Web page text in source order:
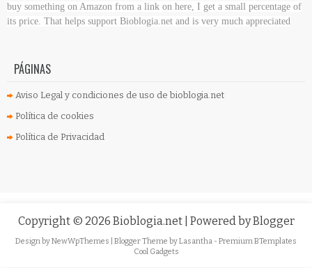
buy something on Amazon from a link on here, I get a small percentage of
its price. That helps support Bioblogia.net and is very much appreciated
PÁGINAS
Aviso Legal y condiciones de uso de bioblogia.net
Política de cookies
Política de Privacidad
Copyright © 2026 Bioblogia.net | Powered byBlogger
Design byNewWpThemes | Blogger Theme byLasantha - Premium BTemplates
Cool Gadgets